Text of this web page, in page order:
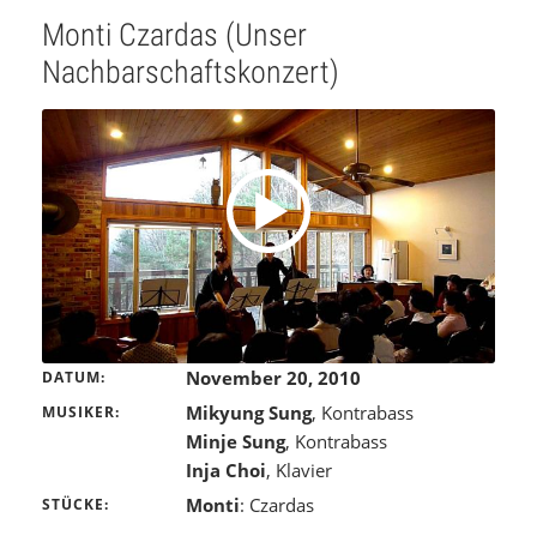
Monti Czardas (Unser
Nachbarschaftskonzert)
DATUM November 20, 2010
MUSIKER Mikyung Sung, Kontrabass
Minje Sung, Kontrabass
Inja Choi, Klavier
STÜCKE Monti: Czardas